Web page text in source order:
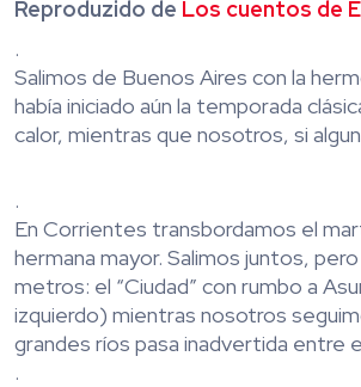
Reproduzido de Los cuentos de
.
Salimos de Buenos Aires con la
había iniciado aún la temporada
calor, mientras que nosotros, si
.
En Corrientes transbordamos el
hermana mayor. Salimos juntos,
metros: el “Ciudad” con rumbo a
izquierdo) mientras nosotros
grandes ríos pasa inadvertida entre
.